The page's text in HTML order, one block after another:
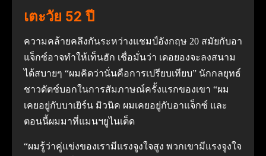
เตะวัย 52 ปี
ความคล้ายคลึงกันระหว่างแชมป์อังกฤษ 20 สมัยกับอา
แจ็กซ์อาจทําให้เท็นฮัก เชื่อมั่นว่า เดอยองจะลงสนาม
ได้สบายๆ “ผมคิดว่านั่นคือการเปรียบเทียบ” นักกลยุทธ์
ชาวดัตช์บอกในการสัมภาษณ์ครั้งแรกของเขา “ผม
เคยอยู่กับบาเยิร์น มิวนิค ผมเคยอยู่กับอาแจ็กซ์ และ
ตอนนี้ผมมาที่แมนฯยูไนเต็ด
“ผมรู้ว่าคู่แข่งของเรามีแรงจูงใจสูง พวกเขามีแรงจูงใจ